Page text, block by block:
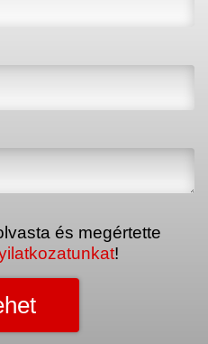
és megértette
!